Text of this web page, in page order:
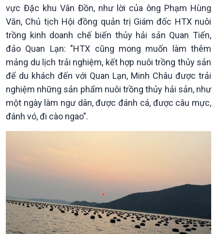
Tin Chính trị
Chính phủ với người dân
Quốc hội với cử tri
Thế giới
Vấn đề quốc tế
Hồ sơ sự kiện quốc tế
vực Đặc khu Vân Đồn, như lời của ông Phạm Hùng
Văn, Chủ tịch Hội đồng quản trị Giám đốc HTX nuôi
trồng kinh doanh chế biến thủy hải sản Quan Tiến,
đảo Quan Lạn: "HTX cũng mong muốn làm thêm
mảng du lịch trải nghiệm, kết hợp nuôi trồng thủy sản
để du khách đến với Quan Lạn, Minh Châu được trải
nghiệm những sản phẩm nuôi trồng thủy hải sản, như
một ngày làm ngư dân, được đánh cá, được câu mực,
đánh vó, đi cào ngao".